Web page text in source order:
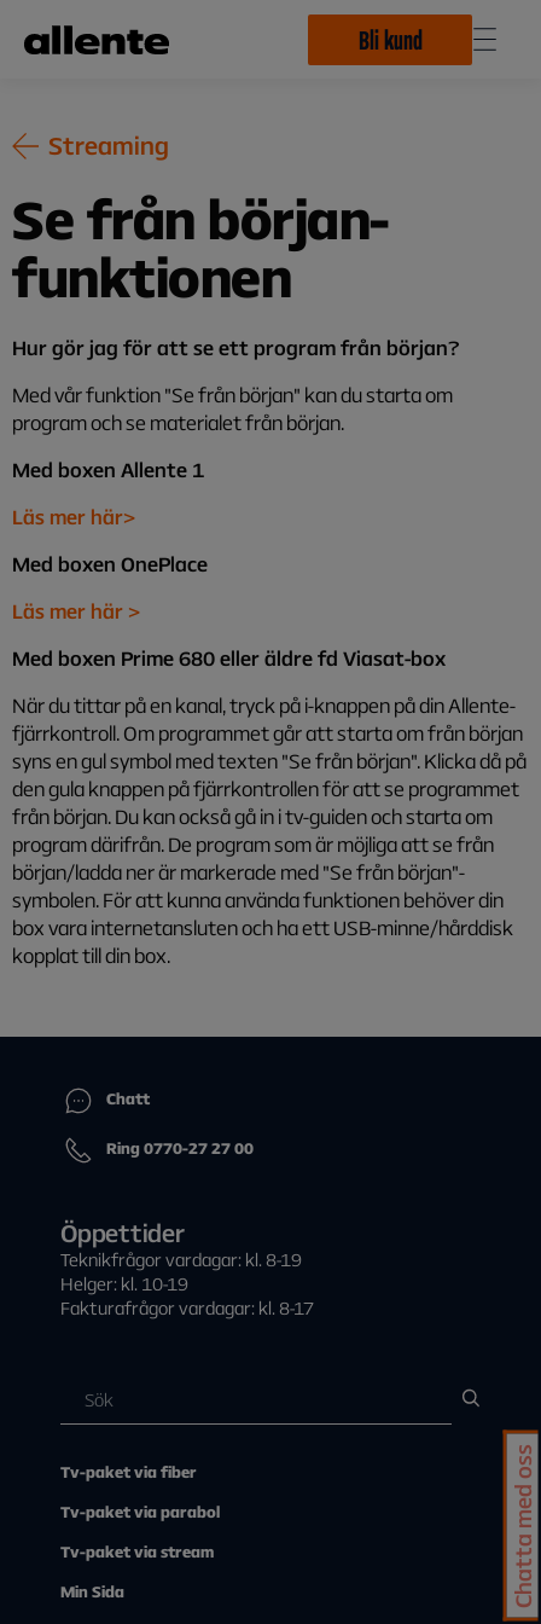
Bli kund
Streaming
Se från början-
funktionen
Hur gör jag för att se ett program från början?
Med vår funktion "Se från början" kan du starta om
program och se materialet från början.
Med boxen Allente 1
Läs mer här>
Med boxen OnePlace
Läs mer här >
Med boxen Prime 680 eller äldre fd Viasat-box
När du tittar på en kanal, tryck på i-knappen på din Allente-
fjärrkontroll. Om programmet går att starta om från början
syns en gul symbol med texten "Se från början". Klicka då på
den gula knappen på fjärrkontrollen för att se programmet
från början. Du kan också gå in i tv-guiden och starta om
program därifrån. De program som är möjliga att se från
början/ladda ner är markerade med "Se från början"-
symbolen. För att kunna använda funktionen behöver din
box vara internetansluten och ha ett USB-minne/hårddisk
kopplat till din box.
Chatt
Ring 0770-27 27 00
Öppettider
Teknikfrågor vardagar: kl. 8-19
Helger: kl. 10-19
Fakturafrågor vardagar: kl. 8-17
Tv-paket via fiber
Tv-paket via parabol
Tv-paket via stream
Min Sida Chatta med oss